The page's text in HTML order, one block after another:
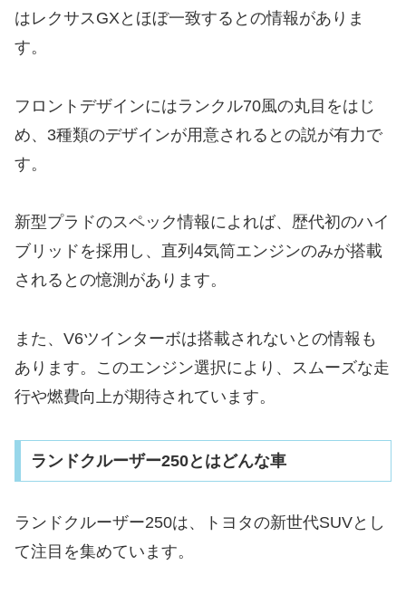
はレクサスGXとほぼ一致するとの情報がありま
す。
フロントデザインにはランクル70風の丸目をはじ
め、3種類のデザインが用意されるとの説が有力で
す。
新型プラドのスペック情報によれば、歴代初のハイ
ブリッドを採用し、直列4気筒エンジンのみが搭載
されるとの憶測があります。
また、V6ツインターボは搭載されないとの情報も
あります。このエンジン選択により、スムーズな走
行や燃費向上が期待されています。
ランドクルーザー250とはどんな車
ランドクルーザー250は、トヨタの新世代SUVとし
て注目を集めています。